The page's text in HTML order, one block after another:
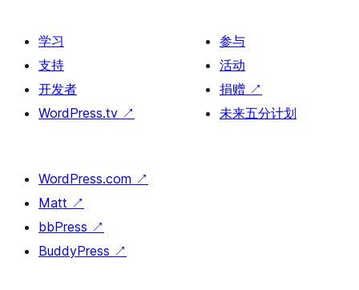
学习
支持
开发者
WordPress.tv ↗
参与
活动
捐赠 ↗
未来五分计划
WordPress.com ↗
Matt ↗
bbPress ↗
BuddyPress ↗